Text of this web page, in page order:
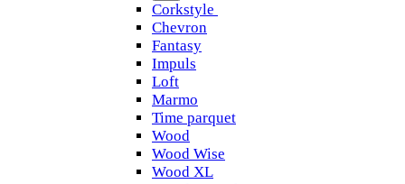
Corkstyle
Chevron
Fantasy
Impuls
Loft
Marmo
Time parquet
Wood
Wood Wise
Wood XL